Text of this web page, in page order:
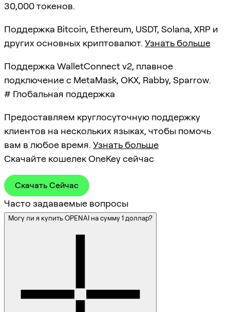
30,000 токенов.
Поддержка Bitcoin, Ethereum, USDT, Solana, XRP и
других основных криптовалют. Узнать больше
Поддержка WalletConnect v2, плавное
подключение с MetaMask, OKX, Rabby, Sparrow.
# Глобальная поддержка
Предоставляем круглосуточную поддержку
клиентов на нескольких языках, чтобы помочь
вам в любое время. Узнать больше
Скачайте кошелек OneKey сейчас
Скачать Сейчас
Часто задаваемые вопросы
Могу ли я купить OPENAI на сумму 1 доллар?